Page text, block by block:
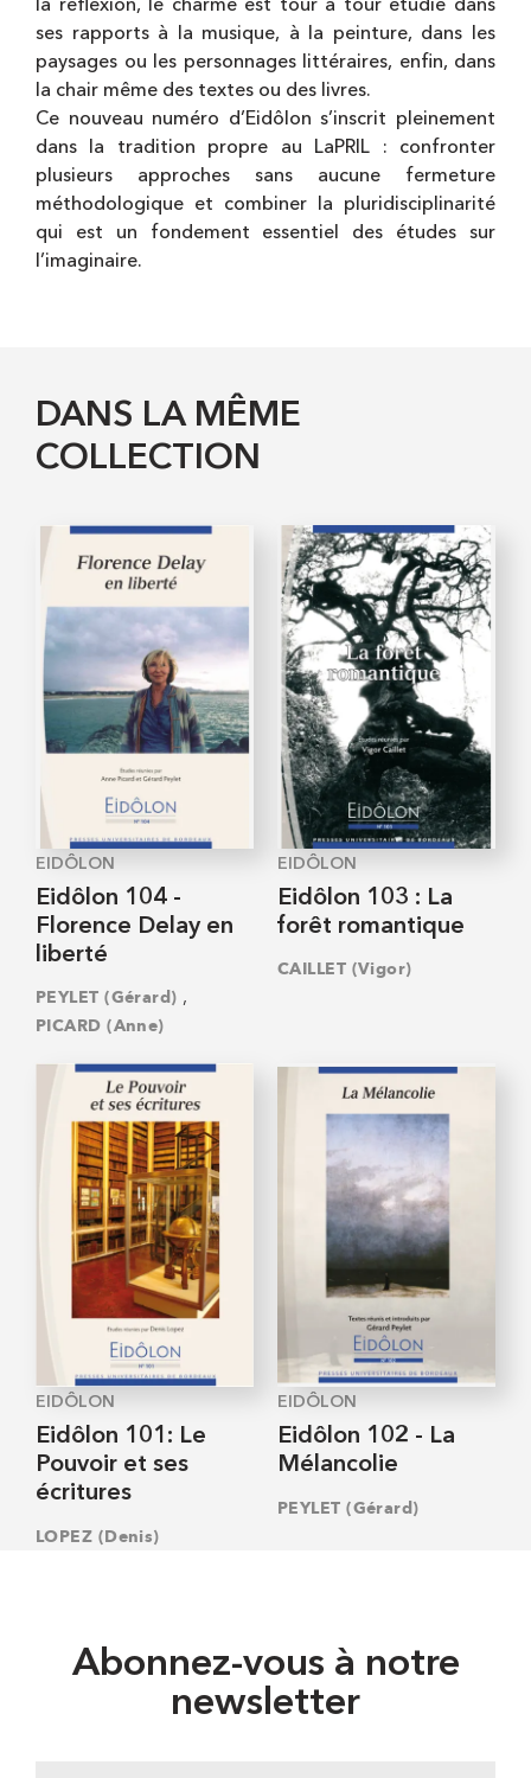
la réflexion, le charme est tour à tour étudié dans
ses rapports à la musique, à la peinture, dans les
paysages ou les personnages littéraires, enfin, dans
la chair même des textes ou des livres.
Ce nouveau numéro d’Eidôlon s’inscrit pleinement
dans la tradition propre au LaPRIL : confronter
plusieurs approches sans aucune fermeture
méthodologique et combiner la pluridisciplinarité
qui est un fondement essentiel des études sur
l’imaginaire.
DANS LA MÊME
COLLECTION
EIDÔLON
Eidôlon 104 -
Florence Delay en
liberté
PEYLET (Gérard) ,
PICARD (Anne)
EIDÔLON
Eidôlon 103 : La
forêt romantique
CAILLET (Vigor)
EIDÔLON
Eidôlon 101: Le
Pouvoir et ses
écritures
LOPEZ (Denis)
EIDÔLON
Eidôlon 102 - La
Mélancolie
PEYLET (Gérard)
Abonnez-vous à notre
newsletter